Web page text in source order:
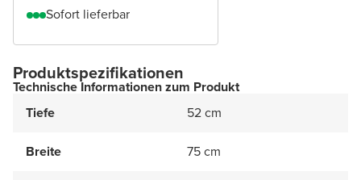
Sofort lieferbar
Produktspezifikationen
Technische Informationen zum Produkt
Tiefe
52 cm
Breite 75 cm